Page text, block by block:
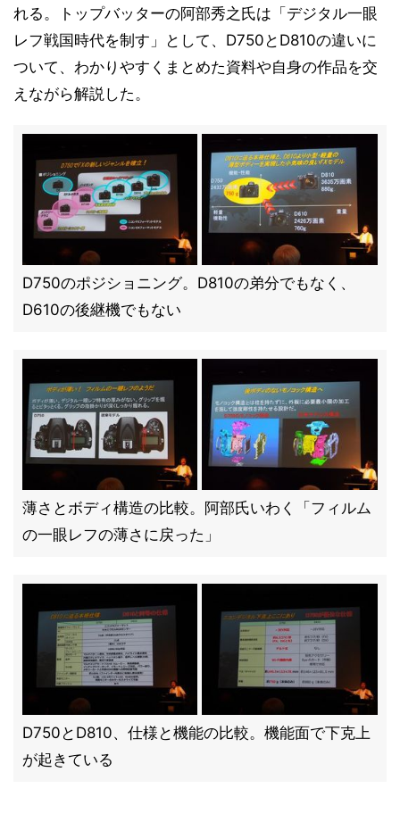
れる。トップバッターの阿部秀之氏は「デジタル一眼
レフ戦国時代を制す」として、D750とD810の違いに
ついて、わかりやすくまとめた資料や自身の作品を交
えながら解説した。
D750のポジショニング。D810の弟分でもなく、
D610の後継機でもない
薄さとボディ構造の比較。阿部氏いわく「フィルム
の一眼レフの薄さに戻った」
D750とD810、仕様と機能の比較。機能面で下克上
が起きている